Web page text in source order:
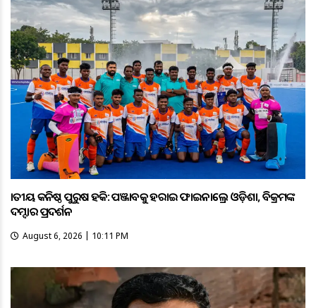
ଜାତୀୟ କନିଷ୍ଠ ପୁରୁଷ ହକି: ପଞ୍ଜାବକୁ ହରାଇ ଫାଇନାଲ୍ରେ ଓଡ଼ିଶା, ବିକ୍ରମଙ୍କ
ଦମ୍ଦାର ପ୍ରଦର୍ଶନ
August 6, 2026 | 10:11 PM